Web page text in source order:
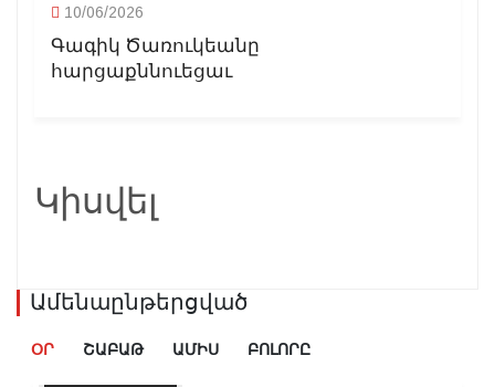
10/06/2026
Գագիկ Ծառուկեանը
հարցաքննուեցաւ
Կիսվել
Ամենաընթերցված
ՕՐ ՇԱԲԱԹ ԱՄԻՍ ԲՈԼՈՐԸ